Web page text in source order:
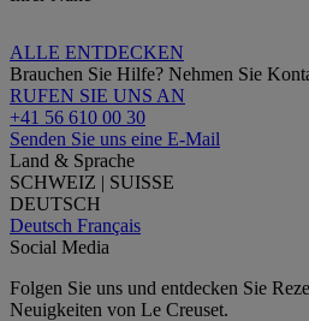
ALLE ENTDECKEN
Brauchen Sie Hilfe? Nehmen Sie
RUFEN SIE UNS AN
+41 56 610 00 30
Senden Sie uns eine E-Mail
Land & Sprache
SCHWEIZ | SUISSE
DEUTSCH
Deutsch Français
Social Media
Folgen Sie uns und entdecken Sie
Neuigkeiten von Le Creuset.